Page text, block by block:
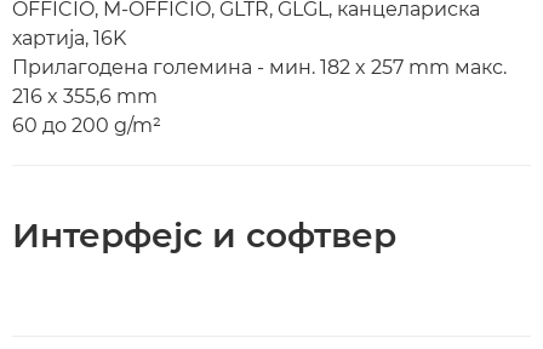
OFFICIO, M-OFFICIO, GLTR, GLGL, канцелариска
хартија, 16K
Прилагодена големина - мин. 182 x 257 mm макс.
216 x 355,6 mm
60 до 200 g/m²
Интерфејс и софтвер